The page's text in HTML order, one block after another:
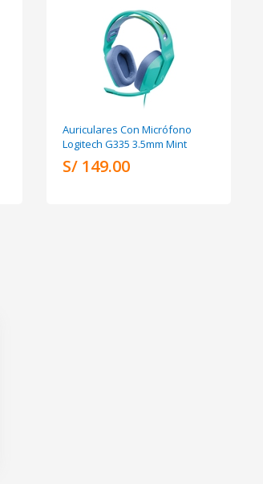
Auriculares Con Micrófono
Logitech G335 3.5mm Mint
S/ 149.00